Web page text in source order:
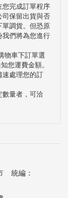
您完成訂單程序
司保留出貨與否
調貨。但恐原
我們將為您進行
物車下訂單選
您運費金額。
速處理您的訂
數量者，可洽
統編：